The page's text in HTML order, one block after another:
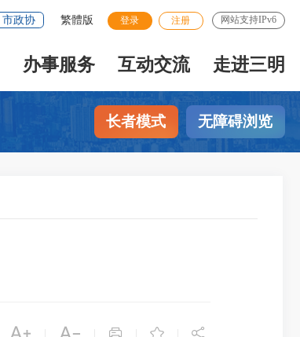
市政协 繁體版 登录 注册 网站支持IPv6
办事服务 互动交流 走进三明
长者模式 无障碍浏览
  